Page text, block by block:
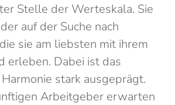
Stelle der Werteskala. Sie
auf der Suche nach
sie am liebsten mit ihrem
erleben. Dabei ist das
stark ausgeprägt.
Arbeitgeber erwarten